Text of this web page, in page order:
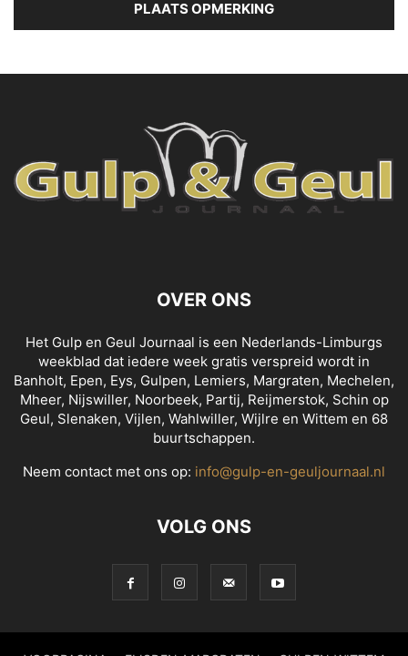
OVER ONS
Het Gulp en Geul Journaal is een Nederlands-Limburgs
weekblad dat iedere week gratis verspreid wordt in
Banholt, Epen, Eys, Gulpen, Lemiers, Margraten, Mechelen,
Mheer, Nijswiller, Noorbeek, Partij, Reijmerstok, Schin op
Geul, Slenaken, Vijlen, Wahlwiller, Wijlre en Wittem en 68
buurtschappen.
Neem contact met ons op: info@gulp-en-geuljournaal.nl
VOLG ONS